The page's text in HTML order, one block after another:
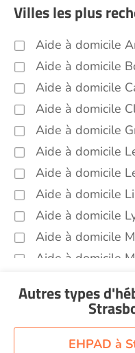
Infirmiers
Jardinage
Aide aux
Entretien du
(67000)
Portage de
Sorties
médicaux...)
Promenade
Strasbourg
Soins
Autres aides à
Voir toutes les aides
(67000)
Villes les plus
Aide à domicile
Aide à domicile
Aide à domicile
Aide à domicile
Aide à domicile
Aide à domicile
Aide à domicile
Aide à domicile
Aide à domicile
Aide à domicile
Aide à domicile
Aide à domicile
Aide à domicile
Aide à domicile
Autres types
EHPAD à